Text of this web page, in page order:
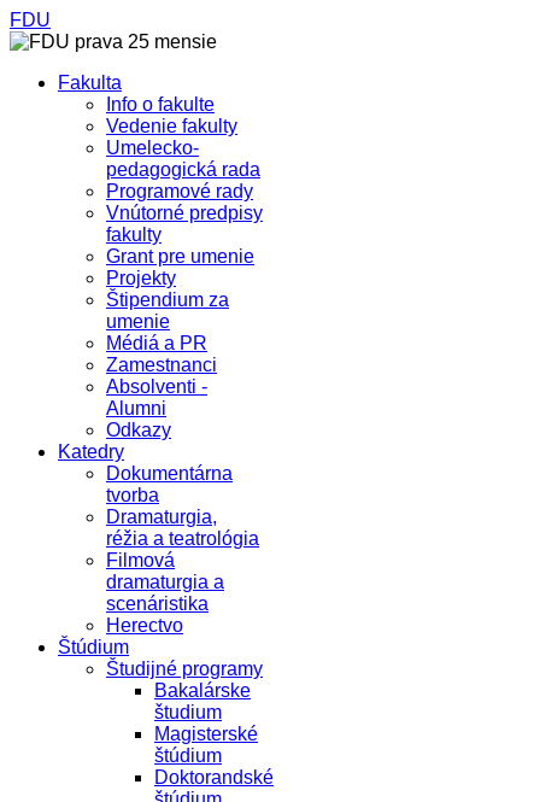
FDU
Fakulta
Info o fakulte
Vedenie fakulty
Umelecko-
pedagogická rada
Programové rady
Vnútorné predpisy
fakulty
Grant pre umenie
Projekty
Štipendium za
umenie
Médiá a PR
Zamestnanci
Absolventi -
Alumni
Odkazy
Katedry
Dokumentárna
tvorba
Dramaturgia,
réžia a teatrológia
Filmová
dramaturgia a
scenáristika
Herectvo
Štúdium
Študijné programy
Bakalárske
študium
Magisterské
štúdium
Doktorandské